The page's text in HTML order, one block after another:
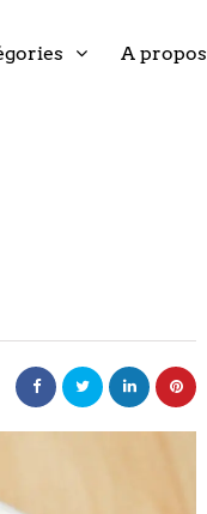
A propos